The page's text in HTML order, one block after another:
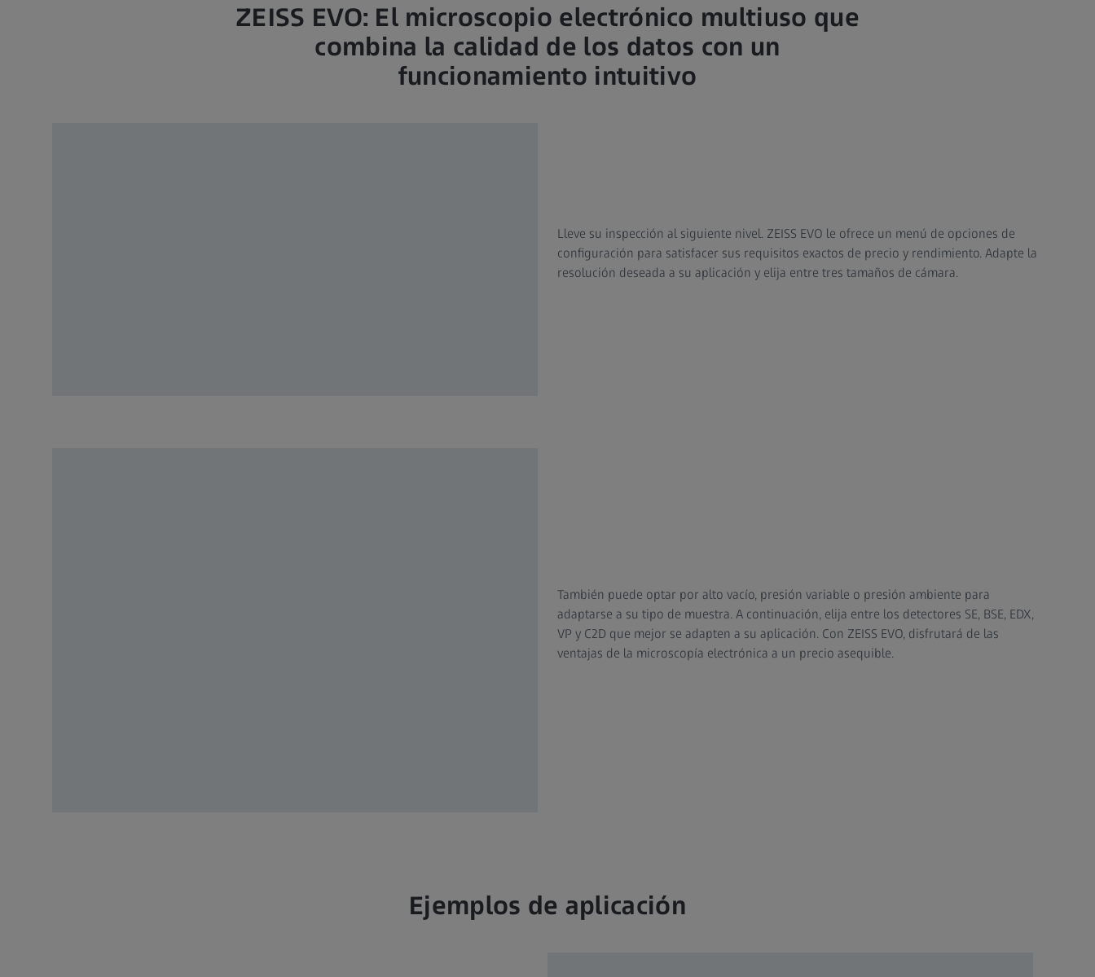
ZEISS EVO: El microscopio electrónico multiuso que
combina la calidad de los datos con un
funcionamiento intuitivo
Lleve su inspección al siguiente nivel. ZEISS EVO le ofrece un menú de opciones de
configuración para satisfacer sus requisitos exactos de precio y rendimiento. Adapte la
resolución deseada a su aplicación y elija entre tres tamaños de cámara.
También puede optar por alto vacío, presión variable o presión ambiente para
adaptarse a su tipo de muestra. A continuación, elija entre los detectores SE, BSE, EDX,
VP y C2D que mejor se adapten a su aplicación. Con ZEISS EVO, disfrutará de las
ventajas de la microscopía electrónica a un precio asequible.
Ejemplos de aplicación